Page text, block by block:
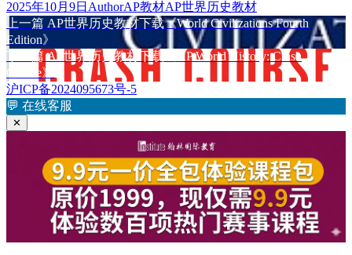
发
布
于
2025年10月9日 作
者
Author分
类
AP教材标
签
AP世界历史教材
文
章
导
航
上一篇 上
篇
文
章：
AP世界历史教材下载《World Civilizations Fourth
Edition》
下一篇 下
文
章：
AP世界历史教材下载《AP World History: Crash
Course》
沪ICP备2024095673号-5
💬 在线客服
✕